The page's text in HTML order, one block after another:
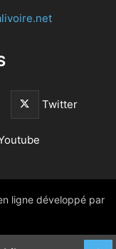
Twitter
ligne développé par